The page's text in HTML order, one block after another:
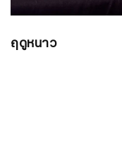
ฤดูหนาว